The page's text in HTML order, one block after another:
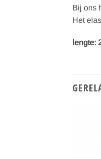
Bij ons
Het
lengte: